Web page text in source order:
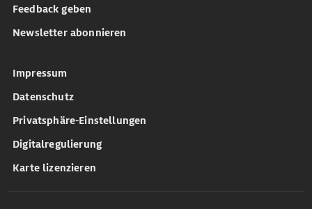
Feedback geben
Newsletter abonnieren
Impressum
Datenschutz
Privatsphäre-Einstellungen
Digitalregulierung
Karte lizenzieren